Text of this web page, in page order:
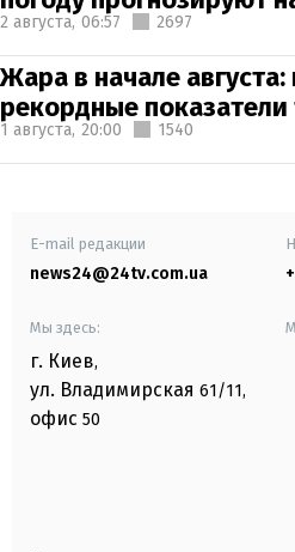
2 августа, 06:57 2697
Жара в начале
рекордные
1 августа, 20:00 1540
E-mail редакции
news24@24tv.com.ua
Мы здесь:
г. Киев,
ул. Владимирская 61/11,
офис 50